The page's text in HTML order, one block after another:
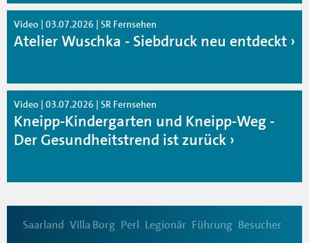
Video | 03.07.2026 | SR Fernsehen
Atelier Wuschka - Siebdruck neu entdeckt
Video | 03.07.2026 | SR Fernsehen
Kneipp-Kindergarten und Kneipp-Weg -
Der Gesundheitstrend ist zurück
Saarland Villa Borg Perl Legionär Führung Besucher